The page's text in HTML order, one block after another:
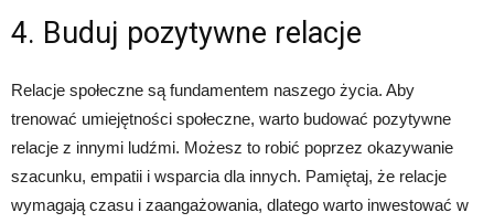
4. Buduj pozytywne relacje
Relacje społeczne są fundamentem naszego życia. Aby
trenować umiejętności społeczne, warto budować pozytywne
relacje z innymi ludźmi. Możesz to robić poprzez okazywanie
szacunku, empatii i wsparcia dla innych. Pamiętaj, że relacje
wymagają czasu i zaangażowania, dlatego warto inwestować w